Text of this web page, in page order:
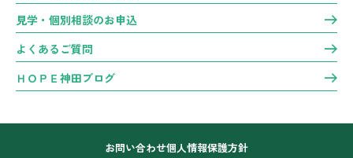
見学・個別相談のお申込
よくあるご質問
ＨＯＰＥ神田ブログ
お問い合わせ個人情報保護方針